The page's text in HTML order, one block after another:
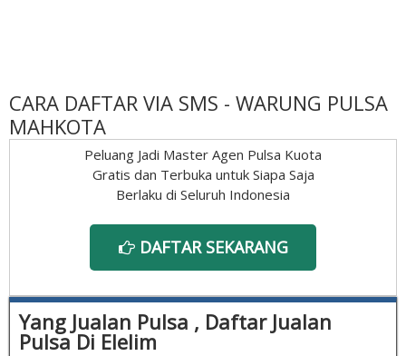
CARA DAFTAR VIA SMS - WARUNG PULSA
MAHKOTA
Peluang Jadi Master Agen Pulsa Kuota
Gratis dan Terbuka untuk Siapa Saja
Berlaku di Seluruh Indonesia
DAFTAR SEKARANG
Yang Jualan Pulsa , Daftar Jualan
Pulsa Di Elelim